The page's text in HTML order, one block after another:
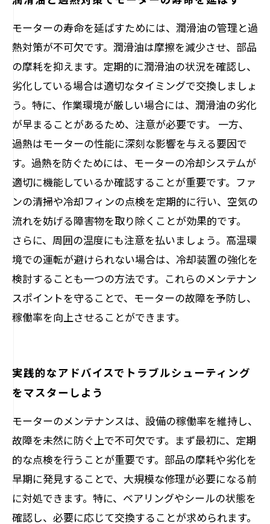
モーターの寿命を延ばすためには、潤滑油の管理と過
熱対策が不可欠です。潤滑油は摩擦を減少させ、部品
の摩耗を抑えます。定期的に潤滑油の状況を確認し、
劣化している場合は適切なタイミングで交換しましょ
う。特に、作業環境が厳しい場合には、潤滑油の劣化
が早まることがあるため、注意が必要です。 一方、
過熱はモーターの性能に深刻な影響を与える要因で
す。過熱を防ぐためには、モーターの冷却システムが
適切に機能しているか確認することが重要です。ファ
ンの清掃や冷却フィンの点検を定期的に行い、空気の
流れを妨げる障害物を取り除くことが効果的です。
さらに、周囲の温度にも注意を払いましょう。高温環
境での運転が避けられない場合は、冷却装置の強化を
検討することも一つの方法です。これらのメンテナン
スポイントを守ることで、モーターの故障を予防し、
稼働率を向上させることができます。
実践的なアドバイスでトラブルシューティング
をマスターしよう
モーターのメンテナンスは、設備の稼働率を維持し、
故障を未然に防ぐ上で不可欠です。まず最初に、定期
的な点検を行うことが重要です。部品の摩耗や劣化を
早期に発見することで、大規模な修理が必要になる前
に対処できます。特に、ベアリングやシールの状態を
確認し、必要に応じて交換することが求められます。